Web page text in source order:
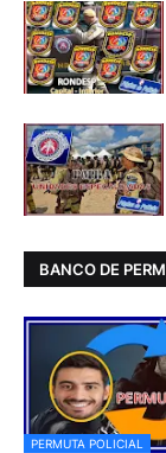
BANCO DE
PERMUTA POLICIAL